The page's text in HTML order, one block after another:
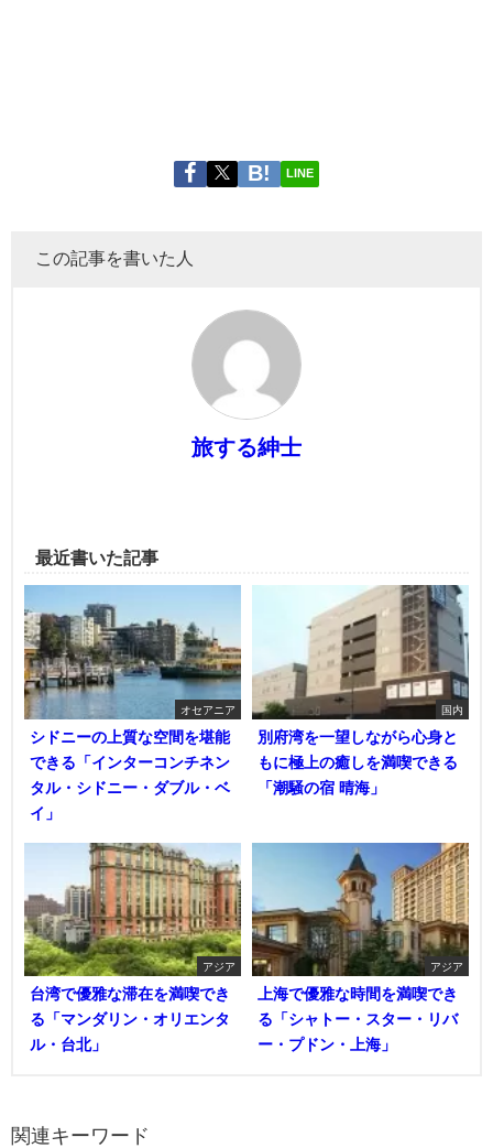
LINE
この記事を書いた人
旅する紳士
最近書いた記事
オセアニア
シドニーの上質な空間を堪能
できる「インターコンチネン
タル・シドニー・ダブル・ベ
イ」
国内
別府湾を一望しながら心身と
もに極上の癒しを満喫できる
「潮騒の宿 晴海」
アジア
台湾で優雅な滞在を満喫でき
る「マンダリン・オリエンタ
ル・台北」
アジア
上海で優雅な時間を満喫でき
る「シャトー・スター・リバ
ー・プドン・上海」
関連キーワード